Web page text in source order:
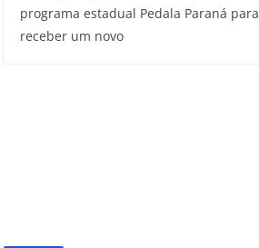
programa estadual Pedala Paraná para
receber um novo